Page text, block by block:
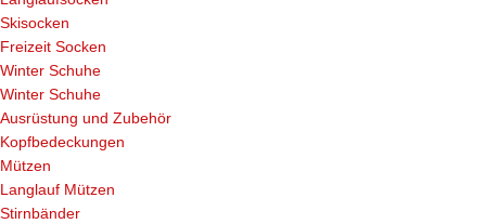
Skisocken
Freizeit Socken
Winter Schuhe
Winter Schuhe
Ausrüstung und Zubehör
Kopfbedeckungen
Mützen
Langlauf Mützen
Stirnbänder